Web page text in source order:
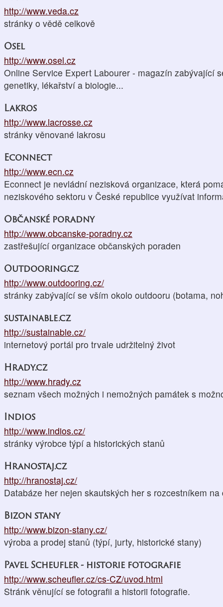
http://www.veda.cz
stránky o vědě celkově
Osel
http://www.osel.cz
Online Service Expert Labourer - magazín zabývající
genetiky, lékařství a biologie...
Lakros
http://www.lacrosse.cz
stránky věnované lakrosu
Econnect
http://www.ecn.cz
Econnect je nevládní nezisková organizace, která
neziskového sektoru v České republice využívat
Občanské poradny
http://www.obcanske-poradny.cz
zastřešující organizace občanských poraden
Outdooring.cz
http://www.outdooring.cz/
stránky zabývající se vším okolo outdooru (botama,
sustainable.cz
http://sustainable.cz/
internetový portál pro trvale udržitelný život
Hrady.cz
http://www.hrady.cz
seznam všech možných i nemožných památek s
Indios
http://www.indios.cz/
stránky výrobce týpí a historických stanů
Hranostaj.cz
http://hranostaj.cz/
Databáze her nejen skautských her s rozcestníkem
Bizon stany
http://www.bizon-stany.cz/
výroba a prodej stanů (týpí, jurty, historické stany)
Pavel Scheufler - historie fotografie
http://www.scheufler.cz/cs-CZ/uvod.html
Stránk věnující se fotografii a historii fotografie.